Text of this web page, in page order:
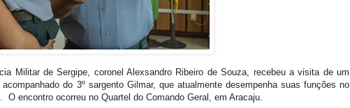
Militar de Sergipe, coronel Alexsandro Ribeiro de Souza, recebeu a visita de um
do 3º sargento Gilmar, que atualmente desempenha suas funções no
encontro ocorreu no Quartel do Comando Geral, em Aracaju.